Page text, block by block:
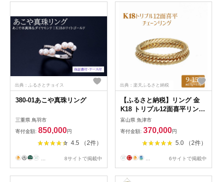
出典：ふるさとチョイス
380-01あこや真珠リング
三重県 鳥羽市
寄付金額: 850,000円
4.5 （2件）
... 8サイトで掲載中
出典：楽天ふるさと納税
【ふるさと納税】リング 金
K18 トリプル12面喜平リング
刻印入り 9号 11号 13号 15号
｜ゴールド 18金 K18 日本製
アクセサリー ジュエリー 指
輪 リング レディース メンズ
ファッション ギフト プレゼ
ント 富山 富山県 魚津市 ※沖
富山県 魚津市
寄付金額: 370,000円
5.0 （2件）
... 6サイトで掲載中